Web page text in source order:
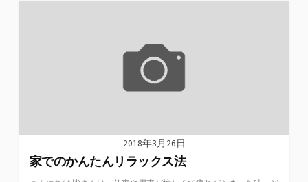
2018年3月26日
家でのかんたんリラックス法